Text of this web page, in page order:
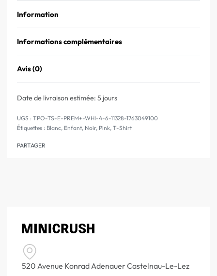
Information
Informations complémentaires
Avis (0)
Date de livraison estimée: 5 jours
TPO-TS-E-PREM+-WHI-4-6-11328-1763049100
Étiquettes : Blanc, Enfant, Noir, Pink, T-Shirt
PARTAGER
520 Avenue Konrad Adenauer Castelnau-Le-Lez